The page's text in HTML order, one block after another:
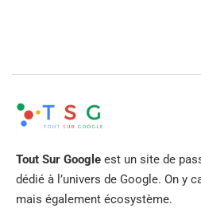
Tout Sur Google est un site de
dédié à l’univers de Google. On y
mais également écosystème.